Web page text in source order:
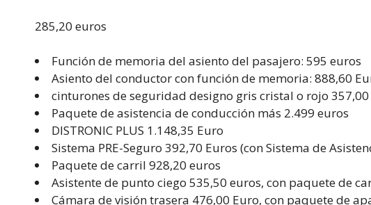
285,20 euros
Función de memoria del asiento del pasajero: 595 euros
Asiento del conductor con función de memoria: 888,60
cinturones de seguridad designo gris cristal o rojo 357,00
Paquete de asistencia de conducción más 2.499 euros
DISTRONIC PLUS 1.148,35 Euro
Sistema PRE-Seguro 392,70 Euros (con Sistema de
Paquete de carril 928,20 euros
Asistente de punto ciego 535,50 euros, con paquete de
Cámara de visión trasera 476,00 Euro, con paquete de